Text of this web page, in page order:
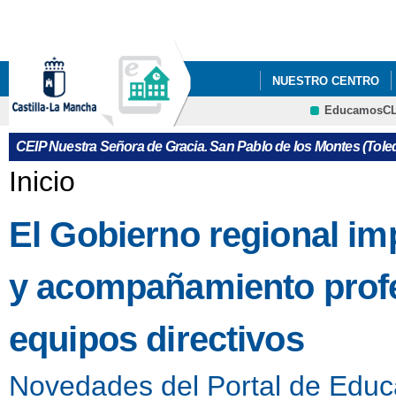
NUESTRO CENTRO
PLATAFORMA
CRFP
CEIP Nuestra Señora de Gracia. San Pablo de los Montes
Se encuentra usted aquí
Inicio
El Gobierno regional
y acompañamiento
equipos directivos
Novedades del Portal de